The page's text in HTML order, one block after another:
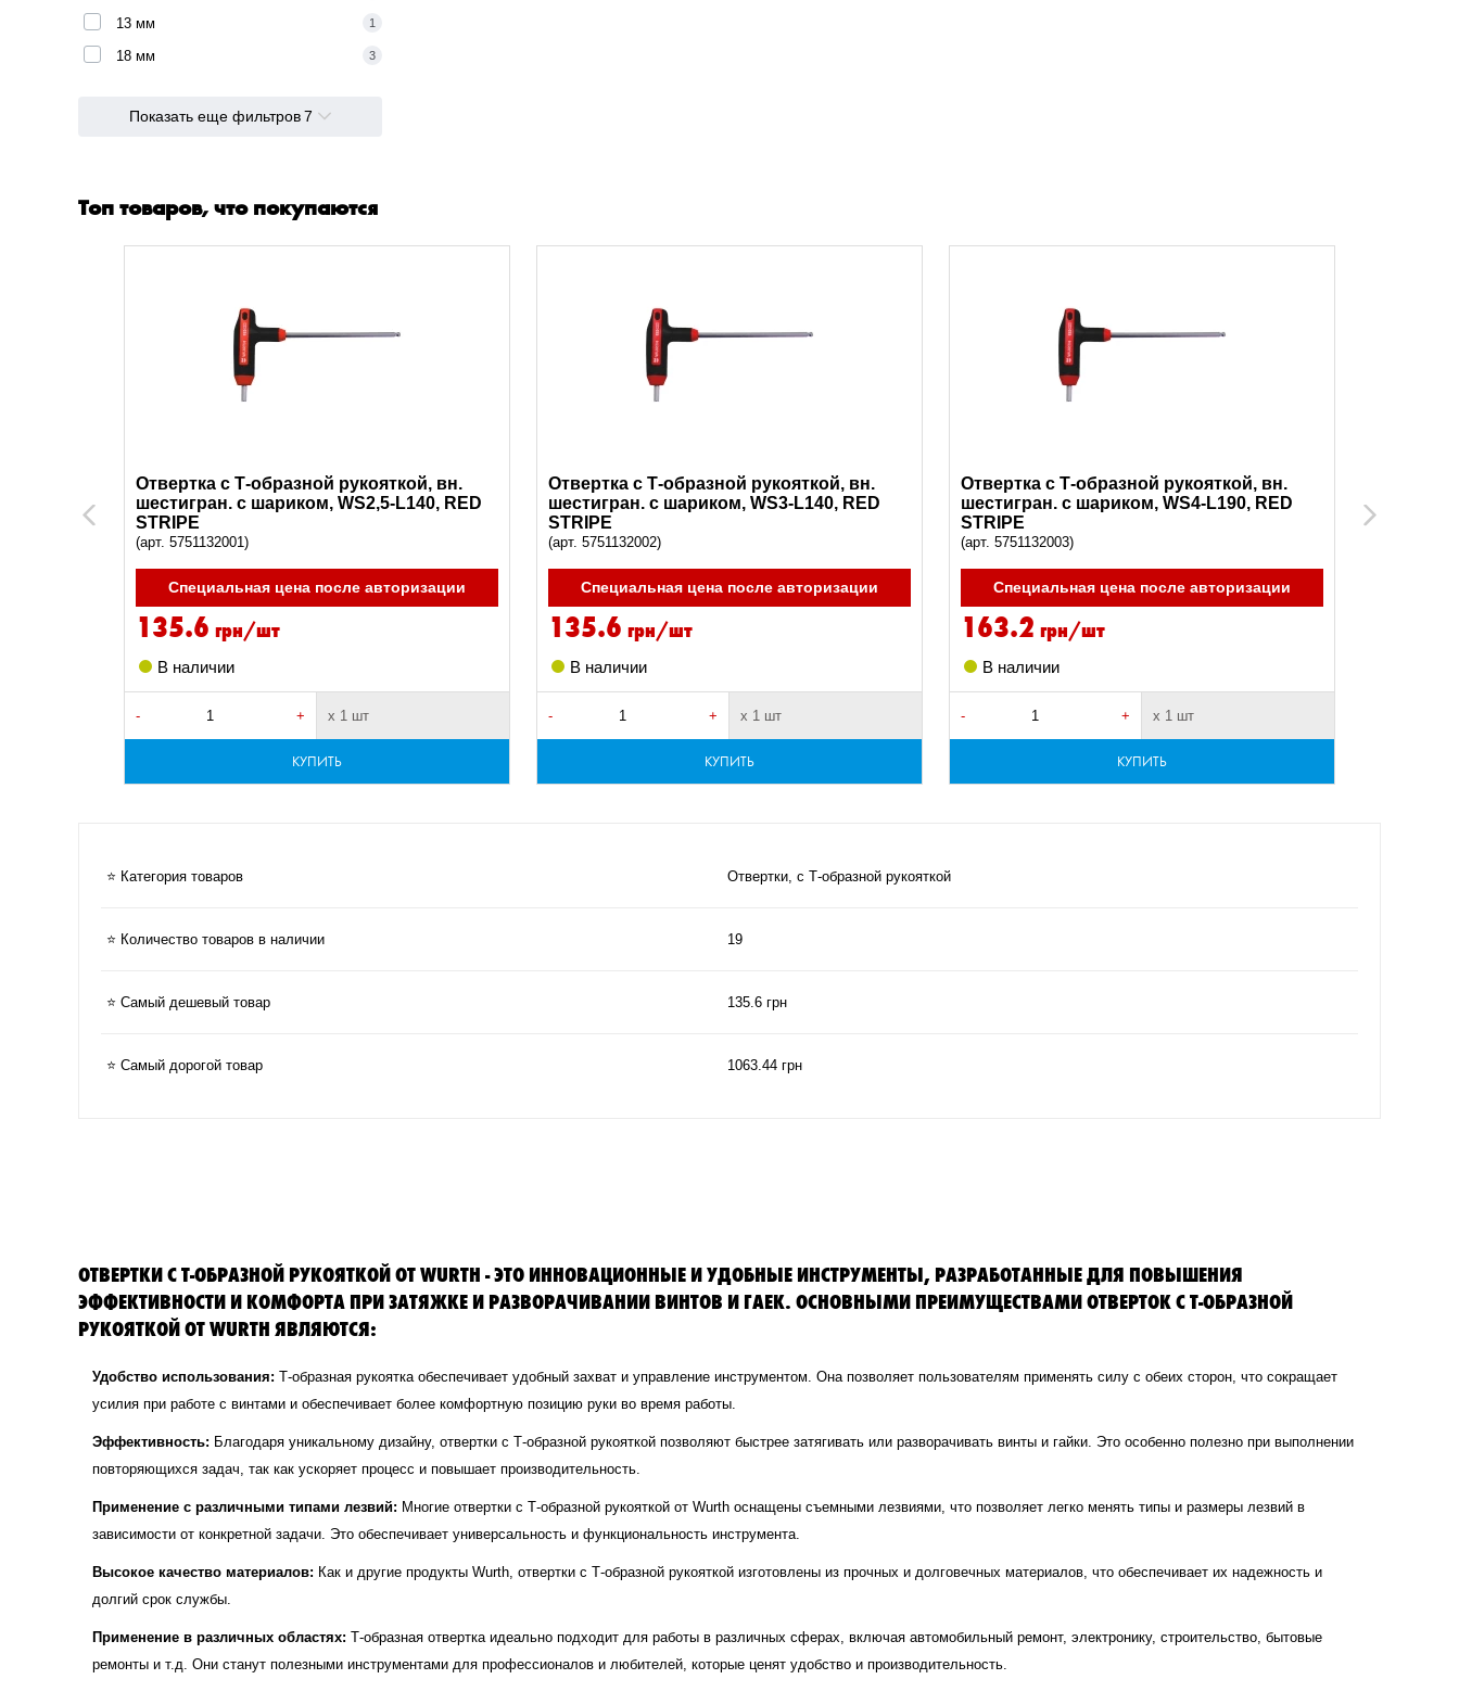
13 мм 1
18 мм 3
Показать еще фильтров7
Топ товаров, что покупаются
Previous
Отвертка с Т-образной рукояткой, вн.
шестигран. с шариком, WS2,5-L140, RED
STRIPE
(арт. 5751132001)
Специальная цена после авторизации
135.6 грн/шт
В наличии
- + х 1 шт
КУПИТЬ
Отвертка с Т-образной рукояткой, вн.
шестигран. с шариком, WS3-L140, RED
STRIPE
(арт. 5751132002)
Специальная цена после авторизации
135.6 грн/шт
В наличии
- + х 1 шт
КУПИТЬ
Отвертка с Т-образной рукояткой, вн.
шестигран. с шариком, WS4-L190, RED
STRIPE
(арт. 5751132003)
Специальная цена после авторизации
163.2 грн/шт
В наличии
- + х 1 шт
КУПИТЬ
STRIPE
Next
⭐ Категория товаров Отвертки, с Т-образной рукояткой
⭐ Количество товаров в наличии 19
⭐ Самый дешевый товар 135.6 грн
⭐ Самый дорогой товар 1063.44 грн
ОТВЕРТКИ С Т-ОБРАЗНОЙ РУКОЯТКОЙ ОТ WURTH - ЭТО ИННОВАЦИОННЫЕ И УДОБНЫЕ ИНСТРУМЕНТЫ, РАЗРАБОТАННЫЕ ДЛЯ ПОВЫШЕНИЯ
ЭФФЕКТИВНОСТИ И КОМФОРТА ПРИ ЗАТЯЖКЕ И РАЗВОРАЧИВАНИИ ВИНТОВ И ГАЕК. ОСНОВНЫМИ ПРЕИМУЩЕСТВАМИ ОТВЕРТОК С Т-ОБРАЗНОЙ
РУКОЯТКОЙ ОТ WURTH ЯВЛЯЮТСЯ:
Удобство использования: Т-образная рукоятка обеспечивает удобный захват и управление инструментом. Она позволяет пользователям применять силу с обеих сторон, что сокращает
усилия при работе с винтами и обеспечивает более комфортную позицию руки во время работы.
Эффективность: Благодаря уникальному дизайну, отвертки с Т-образной рукояткой позволяют быстрее затягивать или разворачивать винты и гайки. Это особенно полезно при выполнении
повторяющихся задач, так как ускоряет процесс и повышает производительность.
Применение с различными типами лезвий: Многие отвертки с Т-образной рукояткой от Wurth оснащены съемными лезвиями, что позволяет легко менять типы и размеры лезвий в
зависимости от конкретной задачи. Это обеспечивает универсальность и функциональность инструмента.
Высокое качество материалов: Как и другие продукты Wurth, отвертки с Т-образной рукояткой изготовлены из прочных и долговечных материалов, что обеспечивает их надежность и
долгий срок службы.
Применение в различных областях: Т-образная отвертка идеально подходит для работы в различных сферах, включая автомобильный ремонт, электронику, строительство, бытовые
ремонты и т.д. Они станут полезными инструментами для профессионалов и любителей, которые ценят удобство и производительность.